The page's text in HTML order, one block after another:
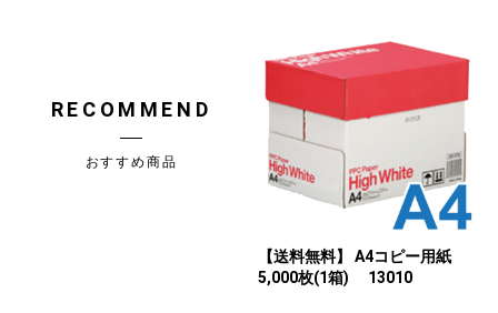
RECOMMEND
おすすめ商品
【送料無料】 A4コピー用紙
5,000枚(1箱) 13010